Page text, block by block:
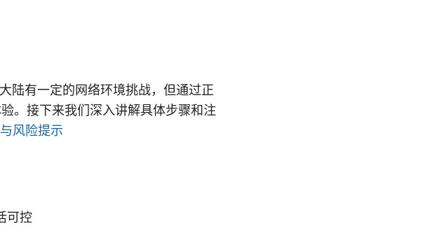
陆有一定的网络环境挑战，但通过正
。接下来我们深入讲解具体步骤和注
风险提示
可控